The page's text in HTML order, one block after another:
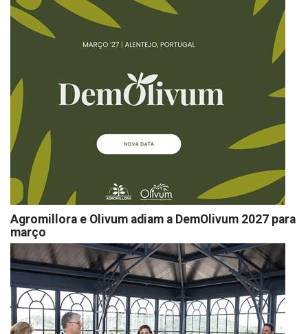
Agromillora e Olivum adiam a DemOlivum 2027 para
março